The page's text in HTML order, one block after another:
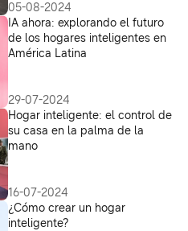
05-08-2024
IA ahora: explorando el futuro
de los hogares inteligentes en
América Latina
29-07-2024
Hogar inteligente: el control de
su casa en la palma de la
mano
16-07-2024
¿Cómo crear un hogar
inteligente?